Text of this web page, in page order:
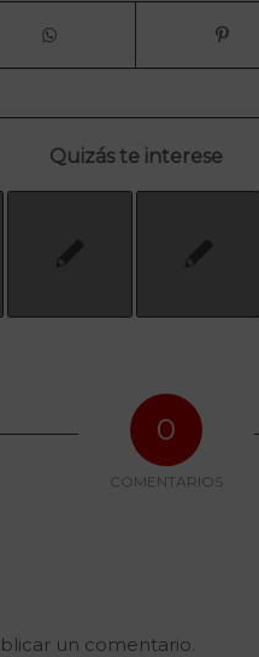
Quizás te interese
0
COMENTARIOS
un comentario.